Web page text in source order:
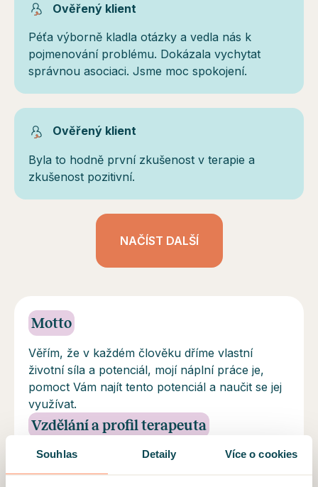
Souhlas Detaily Více o cookies
Ověřený klient
Péťa výborně kladla otázky a vedla nás k
pojmenování problému. Dokázala vychytat
správnou asociaci. Jsme moc spokojení.
Ověřený klient
Byla to hodně první zkušenost v terapie a
zkušenost pozitivní.
NAČÍST DALŠÍ
Motto
Věřím, že v každém člověku dříme vlastní
životní síla a potenciál, mojí náplní práce je,
pomoct Vám najít tento potenciál a naučit se jej
využívat.
Vzdělání a profil terapeuta
Při své práci s klienty kladu důraz na lidskou
svobodu, volbu a odpovědnost. Velmi ráda